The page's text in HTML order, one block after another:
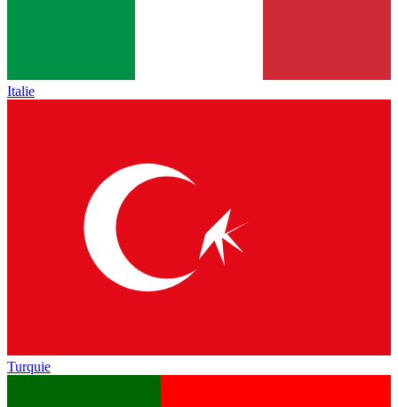
Italie
Turquie